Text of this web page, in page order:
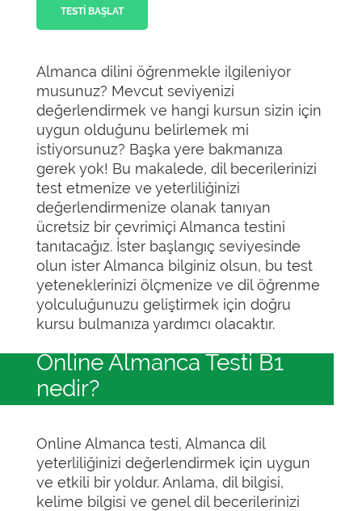
TESTI BAŞLAT
Almanca dilini öğrenmekle ilgileniyor
musunuz? Mevcut seviyenizi
değerlendirmek ve hangi kursun sizin için
uygun olduğunu belirlemek mi
istiyorsunuz? Başka yere bakmanıza
gerek yok! Bu makalede, dil becerilerinizi
test etmenize ve yeterliliğinizi
değerlendirmenize olanak tanıyan
ücretsiz bir çevrimiçi Almanca testini
tanıtacağız. İster başlangıç seviyesinde
olun ister Almanca bilginiz olsun, bu test
yeteneklerinizi ölçmenize ve dil öğrenme
yolculuğunuzu geliştirmek için doğru
kursu bulmanıza yardımcı olacaktır.
Online Almanca Testi B1
nedir?
Online Almanca testi, Almanca dil
yeterliliğinizi değerlendirmek için uygun
ve etkili bir yoldur. Anlama, dil bilgisi,
kelime bilgisi ve genel dil becerilerinizi